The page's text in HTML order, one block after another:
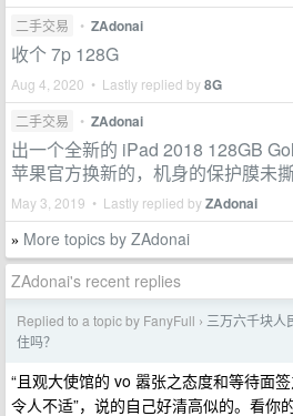
二手交易 • ZAdonai
收个 7p 128G
Aug 4, 2020 • Lastly replied by8G
二手交易 • ZAdonai
出一个全新的 iPad 2018 128GB
苹果官方换新的，机身的保护膜未撕
May 3, 2019 • Lastly replied byZAdonai
» More topics by ZAdonai
ZAdonai's recent replies
Replied to a topic by FanyFull › 三万六千块人
住吗？
“且观大使馆的 vo 嚣张之态度和等待面
令人不适”，说的自己好清高似的。看你